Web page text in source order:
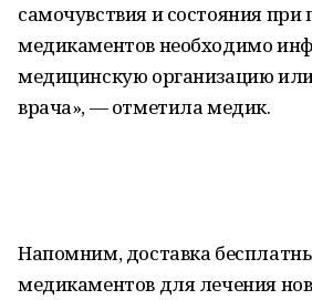
самочувствия и состояния
медикаментов необходимо
медицинскую организацию
врача», — отметила медик.
Напомним, доставка
медикаментов для лечения